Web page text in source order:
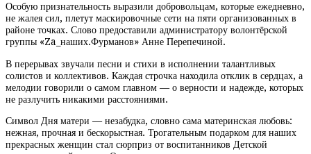
Особую признательность выразили добровольцам, которые ежедневно,
не жалея сил, плетут маскировочные сети на пяти организованных в
районе точках. Слово предоставили администратору волонтёрской
группы «Za_наших.Фурманов» Анне Перепечиной.
В перерывах звучали песни и стихи в исполнении талантливых
солистов и коллективов. Каждая строчка находила отклик в сердцах, а
мелодии говорили о самом главном — о верности и надежде, которых
не разлучить никакими расстояниями.
Символ Дня матери — незабудка, словно сама материнская любовь:
нежная, прочная и бескорыстная. Трогательным подарком для наших
прекрасных женщин стал сюрприз от воспитанников Детской